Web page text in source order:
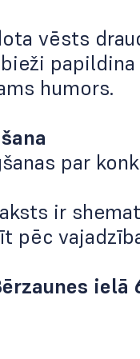
vēsts
humors.
par
ir
pēc